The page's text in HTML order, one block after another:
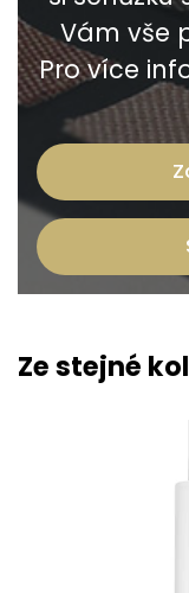
Vám vše
Pro více
Ze stejné